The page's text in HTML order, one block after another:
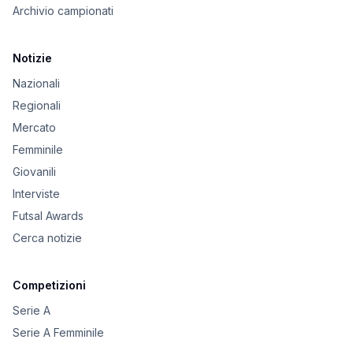
Archivio campionati
Notizie
Nazionali
Regionali
Mercato
Femminile
Giovanili
Interviste
Futsal Awards
Cerca notizie
Competizioni
Serie A
Serie A Femminile